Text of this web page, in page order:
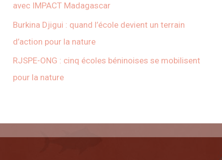
avec IMPACT Madagascar
Burkina Djigui : quand l’école devient un terrain
d’action pour la nature
RJSPE-ONG : cinq écoles béninoises se mobilisent
pour la nature